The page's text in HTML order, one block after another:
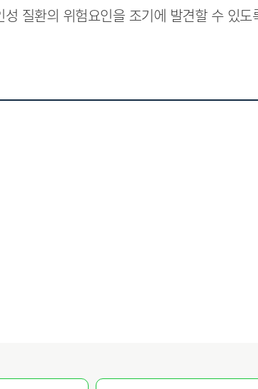
질환의 위험요인을 조기에 발견할 수 있도